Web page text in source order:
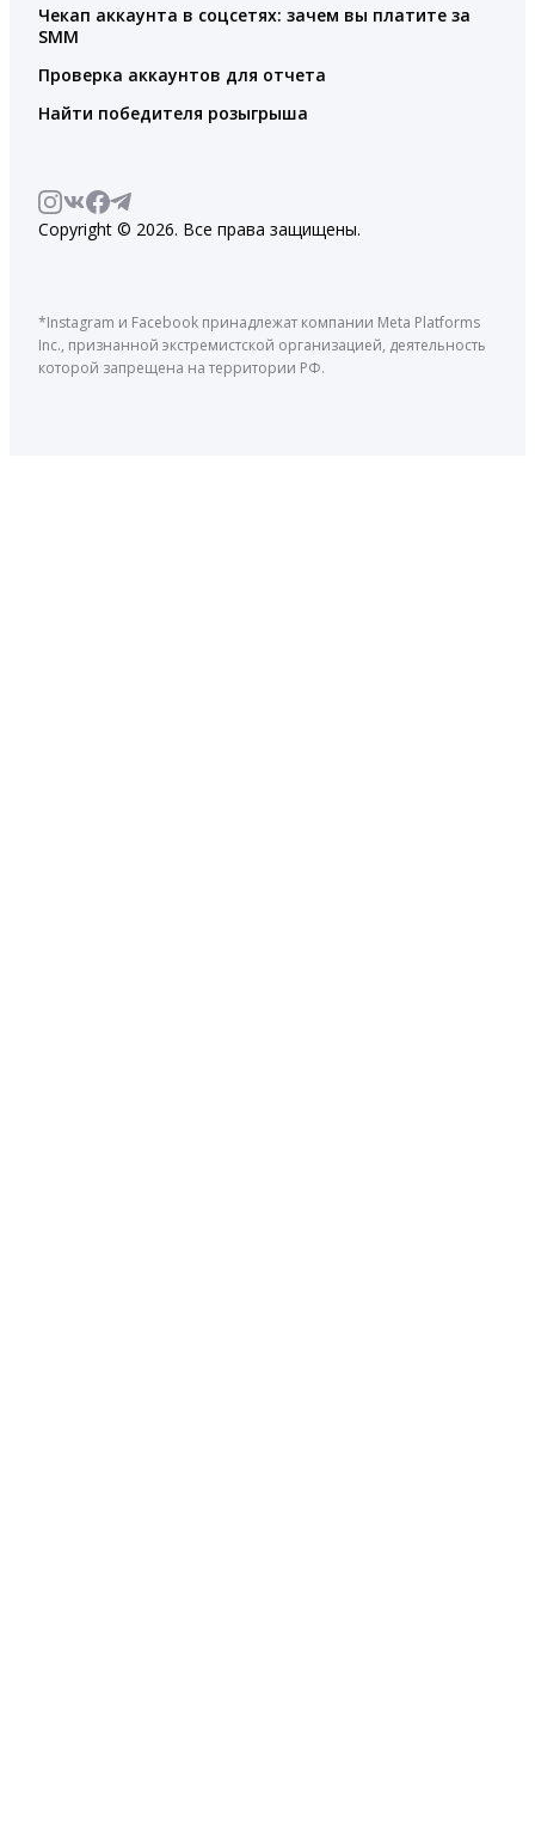
Чекап аккаунта в соцсетях: зачем вы платите за
SMM
Проверка аккаунтов для отчета
Найти победителя розыгрыша
Copyright © 2026. Все права защищены.
*Instagram и Facebook принадлежат компании Meta Platforms
Inc., признанной экстремистской организацией, деятельность
которой запрещена на территории РФ.